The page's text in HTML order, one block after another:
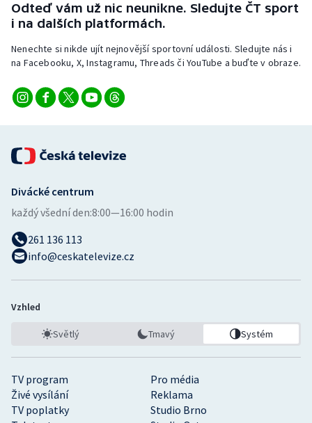
Odteď vám už nic neunikne. Sledujte ČT sport
i na dalších platformách.
Nenechte si nikde ujít nejnovější sportovní události. Sledujte nás i
na Facebooku, X, Instagramu, Threads či YouTube a buďte v obraze.
TV program
Pro média
Živé vysílání
Reklama
TV poplatky
Studio Brno
Divácké centrum
každý všední den:8:00—16:00 hodin
261 136 113
info@ceskatelevize.cz
Vzhled
Světlý Tmavý Systém